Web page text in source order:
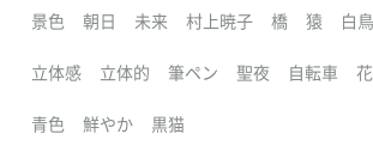
景色 朝日 未来 村上暁子 橋 猿 白鳥
立体感 立体的 筆ペン 聖夜 自転車
青色 鮮やか 黒猫